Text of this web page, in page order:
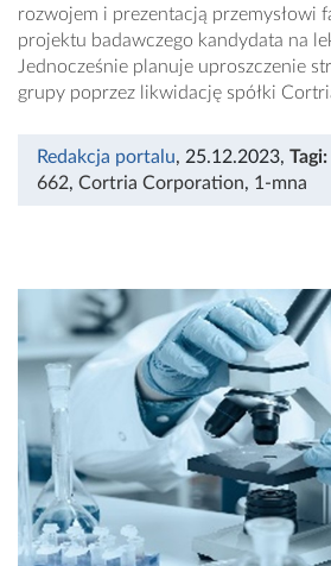
rozwojem i prezentacją przemysłowi
projektu badawczego kandydata na
Jednocześnie planuje uproszczenie
grupy poprzez likwidację spółki
Redakcja portalu, 25.12.2023, Tagi:
662, Cortria Corporation, 1-mna